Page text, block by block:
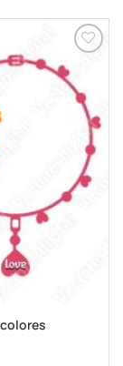
Añadir a
favoritos